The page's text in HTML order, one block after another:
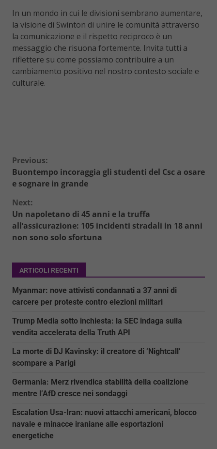
In un mondo in cui le divisioni sembrano aumentare,
la visione di Swinton di unire le comunità attraverso
la comunicazione e il rispetto reciproco è un
messaggio che risuona fortemente. Invita tutti a
riflettere su come possiamo contribuire a un
cambiamento positivo nel nostro contesto sociale e
culturale.
Continue
Reading
Previous:
Buontempo incoraggia gli studenti del Csc a osare
e sognare in grande
Next:
Un napoletano di 45 anni e la truffa
all’assicurazione: 105 incidenti stradali in 18 anni
non sono solo sfortuna
ARTICOLI RECENTI
Myanmar: nove attivisti condannati a 37 anni di
carcere per proteste contro elezioni militari
Trump Media sotto inchiesta: la SEC indaga sulla
vendita accelerata della Truth API
La morte di DJ Kavinsky: il creatore di ‘Nightcall’
scompare a Parigi
Germania: Merz rivendica stabilità della coalizione
mentre l’AfD cresce nei sondaggi
Escalation Usa-Iran: nuovi attacchi americani, blocco
navale e minacce iraniane alle esportazioni
energetiche